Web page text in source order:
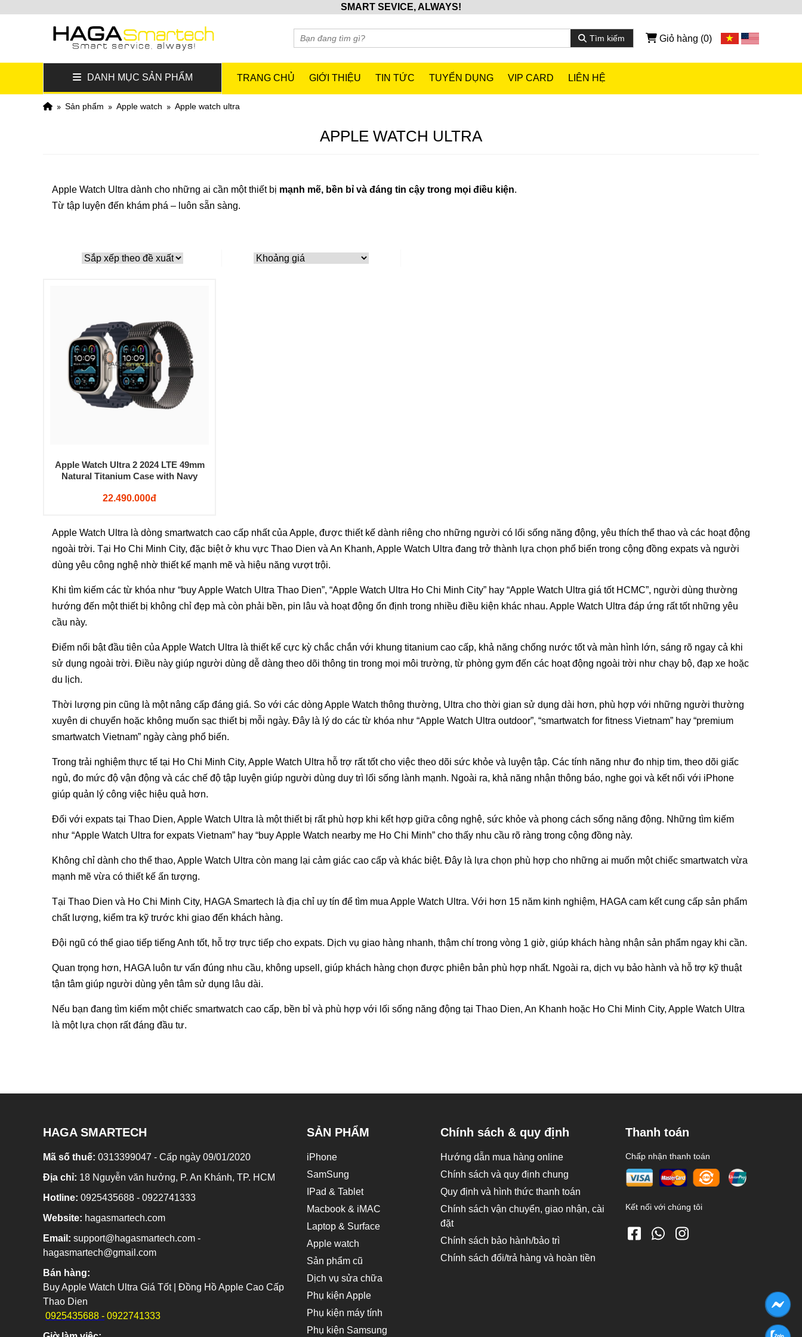
SMART SEVICE, ALWAYS!
Tìm kiếm Giỏ hàng (0)
DANH MỤC SẢN PHẨM TRANG CHỦ GIỚI THIỆU TIN TỨC TUYỂN DỤNG VIP CARD LIÊN HỆ
sản phẩm apple watch apple watch ultra
APPLE WATCH ULTRA
Apple Watch Ultra dành cho những ai cần một thiết bị mạnh mẽ, bền bỉ và đáng tin cậy trong mọi điều kiện.
Từ tập luyện đến khám phá – luôn sẵn sàng.
Apple Watch Ultra 2 2024 LTE 49mm
Natural Titanium Case with Navy
22.490.000đ
Apple Watch Ultra là dòng smartwatch cao cấp nhất của Apple, được thiết kế dành riêng cho những người có lối sống năng động, yêu thích thể thao và các hoạt động
ngoài trời. Tại Ho Chi Minh City, đặc biệt ở khu vực Thao Dien và An Khanh, Apple Watch Ultra đang trở thành lựa chọn phổ biến trong cộng đồng expats và người
dùng yêu công nghệ nhờ thiết kế mạnh mẽ và hiệu năng vượt trội.
Khi tìm kiếm các từ khóa như “buy Apple Watch Ultra Thao Dien”, “Apple Watch Ultra Ho Chi Minh City” hay “Apple Watch Ultra giá tốt HCMC”, người dùng thường
hướng đến một thiết bị không chỉ đẹp mà còn phải bền, pin lâu và hoạt động ổn định trong nhiều điều kiện khác nhau. Apple Watch Ultra đáp ứng rất tốt những yêu
cầu này.
Điểm nổi bật đầu tiên của Apple Watch Ultra là thiết kế cực kỳ chắc chắn với khung titanium cao cấp, khả năng chống nước tốt và màn hình lớn, sáng rõ ngay cả khi
sử dụng ngoài trời. Điều này giúp người dùng dễ dàng theo dõi thông tin trong mọi môi trường, từ phòng gym đến các hoạt động ngoài trời như chạy bộ, đạp xe hoặc
du lịch.
Thời lượng pin cũng là một nâng cấp đáng giá. So với các dòng Apple Watch thông thường, Ultra cho thời gian sử dụng dài hơn, phù hợp với những người thường
xuyên di chuyển hoặc không muốn sạc thiết bị mỗi ngày. Đây là lý do các từ khóa như “Apple Watch Ultra outdoor”, “smartwatch for fitness Vietnam” hay “premium
smartwatch Vietnam” ngày càng phổ biến.
Trong trải nghiệm thực tế tại Ho Chi Minh City, Apple Watch Ultra hỗ trợ rất tốt cho việc theo dõi sức khỏe và luyện tập. Các tính năng như đo nhịp tim, theo dõi giấc
ngủ, đo mức độ vận động và các chế độ tập luyện giúp người dùng duy trì lối sống lành mạnh. Ngoài ra, khả năng nhận thông báo, nghe gọi và kết nối với iPhone
giúp quản lý công việc hiệu quả hơn.
Đối với expats tại Thao Dien, Apple Watch Ultra là một thiết bị rất phù hợp khi kết hợp giữa công nghệ, sức khỏe và phong cách sống năng động. Những tìm kiếm
như “Apple Watch Ultra for expats Vietnam” hay “buy Apple Watch nearby me Ho Chi Minh” cho thấy nhu cầu rõ ràng trong cộng đồng này.
Không chỉ dành cho thể thao, Apple Watch Ultra còn mang lại cảm giác cao cấp và khác biệt. Đây là lựa chọn phù hợp cho những ai muốn một chiếc smartwatch vừa
mạnh mẽ vừa có thiết kế ấn tượng.
Tại Thao Dien và Ho Chi Minh City, HAGA Smartech là địa chỉ uy tín để tìm mua Apple Watch Ultra. Với hơn 15 năm kinh nghiệm, HAGA cam kết cung cấp sản phẩm
chất lượng, kiểm tra kỹ trước khi giao đến khách hàng.
Đội ngũ có thể giao tiếp tiếng Anh tốt, hỗ trợ trực tiếp cho expats. Dịch vụ giao hàng nhanh, thậm chí trong vòng 1 giờ, giúp khách hàng nhận sản phẩm ngay khi cần.
Quan trọng hơn, HAGA luôn tư vấn đúng nhu cầu, không upsell, giúp khách hàng chọn được phiên bản phù hợp nhất. Ngoài ra, dịch vụ bảo hành và hỗ trợ kỹ thuật
tận tâm giúp người dùng yên tâm sử dụng lâu dài.
Nếu bạn đang tìm kiếm một chiếc smartwatch cao cấp, bền bỉ và phù hợp với lối sống năng động tại Thao Dien, An Khanh hoặc Ho Chi Minh City, Apple Watch Ultra
là một lựa chọn rất đáng đầu tư.
HAGA SMARTECH
Mã số thuế: 0313399047 - Cấp ngày 09/01/2020
Địa chỉ: 18 Nguyễn văn hưởng, P. An Khánh, TP. HCM
Hotline: 0925435688 - 0922741333
Website: hagasmartech.com
Email: support@hagasmartech.com -
hagasmartech@gmail.com
Bán hàng:
0925435688 - 0922741333
SẢN PHẨM
iPhone
SamSung
IPad & Tablet
Macbook & iMAC
Laptop & Surface
Apple watch
Sản phẩm cũ
Dịch vụ sửa chữa
Phụ kiện Apple
Phụ kiện máy tính
Phụ kiện Samsung
Chính sách & quy định
Hướng dẫn mua hàng online
Chính sách và quy định chung
Quy định và hình thức thanh toán
Chính sách vận chuyển, giao nhận, cài
đặt
Chính sách bảo hành/bảo trì
Chính sách đổi/trả hàng và hoàn tiền
Thanh toán
Chấp nhận thanh toán
Kết nối với chúng tôi